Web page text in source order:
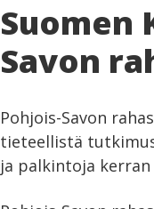
Suomen
Savon
Pohjois-Savon
tieteellistä
ja palkintoja kerran